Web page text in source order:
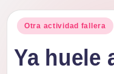
Publicado
Otra actividad fallera
Ya huele